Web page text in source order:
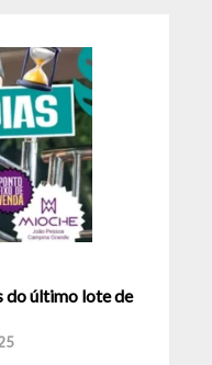
do último lote de